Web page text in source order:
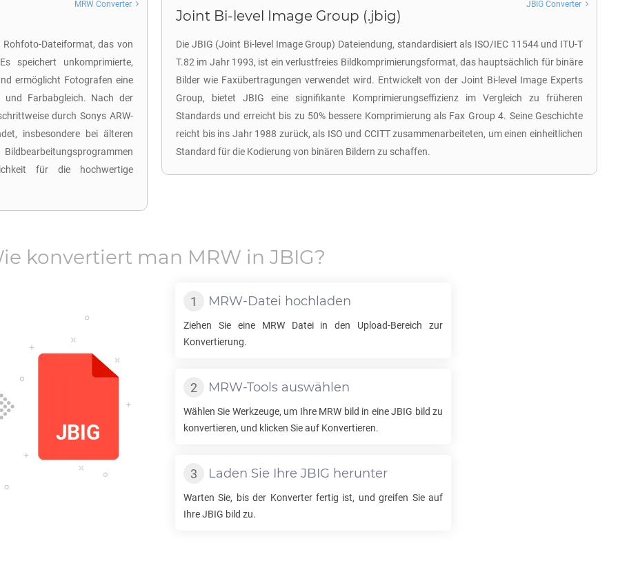
Dateiformat, das von
speichert unkomprimierte,
ermöglicht Fotografen eine
und Farbabgleich. Nach der
durch Sonys ARW-
insbesondere bei älteren
für die hochwertige
MRW Converter
Joint Bi-level Image Group (.jbig)
Die JBIG (Joint Bi-level Image Group) Dateiendung, standardisiert als ISO/IEC 11544 und ITU-T
T.82 im Jahr 1993, ist ein verlustfreies Bildkomprimierungsformat, das hauptsächlich für binäre
Bilder wie Faxübertragungen verwendet wird. Entwickelt von der Joint Bi-level Image Experts
Group, bietet JBIG eine signifikante Komprimierungseffizienz im Vergleich zu früheren
Standards und erreicht bis zu 50% bessere Komprimierung als Fax Group 4. Seine Geschichte
reicht bis ins Jahr 1988 zurück, als ISO und CCITT zusammenarbeiteten, um einen einheitlichen
Standard für die Kodierung von binären Bildern zu schaffen.
JBIG Converter
konvertiert man MRW in JBIG?
MRW-Datei hochladen
Ziehen Sie eine MRWDatei in den Upload-Bereich zur
Konvertierung.
MRW-Tools auswählen
Wählen Sie Werkzeuge, um Ihre MRW bild in eineJBIG bild zu
konvertieren, und klicken Sie auf Konvertieren.
Laden Sie Ihre JBIG herunter
Warten Sie, bis der Konverter fertig ist, und greifen Sie auf
IhreJBIG bild zu.